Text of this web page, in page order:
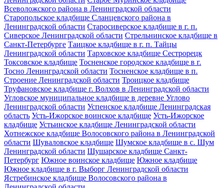
Всеволожского района в Ленинградской области
Старопольское кладбище Сланцевского района в
Ленинградской области Старосиверское кладбище в г. п.
Сиверское Ленинградской области Стрельнинское кладбище в
Санкт-Петербурге Таицкое кладбище в г. п. Тайцы
Ленинградской области Тарховское кладбище Сестрорецк
Токсовское кладбище Тосненское городское кладбище в г.
Тосно Ленинградской области Тосненское кладбище в п.
Строение Ленинградской области Троицкое кладбище
Труфановское кладбище г. Волхов в Ленинградской области
Угловское муниципальное кладбище в деревне Углово
Ленинградской области Успенское кладбище Ленинградская
область Усть-Ижорское воинское кладбище Усть-Ижорское
кладбище Устьинское кладбище Ленинградской области
Хотнежское кладбище Волосовского района в Ленинградской
области Шуваловское кладбище Шумское кладбище в с. Шум
Ленинградской области Шушарское кладбище Санкт-
Петербург Южное воинское кладбище Южное кладбище
Южное кладбище в г. Выборг Ленинградской области
Ястребинское кладбище Волосовского района в